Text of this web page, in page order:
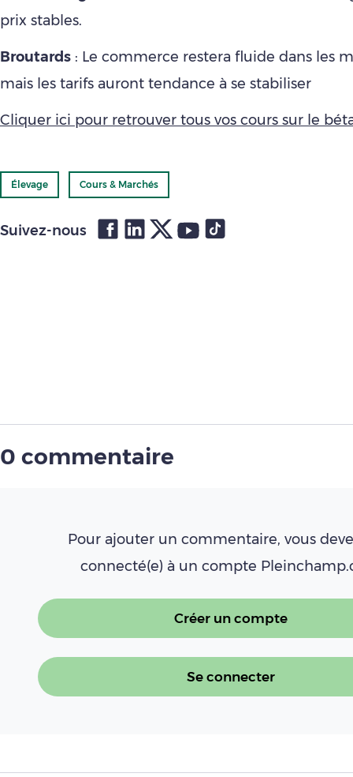
prix stables.
Broutards : Le commerce restera fluide dans les
mais les tarifs auront tendance à se stabiliser
Cliquer ici pour retrouver tous vos cours sur le
Élevage Cours & Marchés
Suivez-nous
0 commentaire
Pour ajouter un commentaire, vous
connecté(e) à un compte
Créer un compte
Se connecter